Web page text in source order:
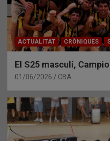
ACTUALITAT CRÒNIQUES
El S25 masculí,
01/06/2026 CBA